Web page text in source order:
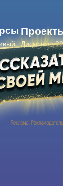
Дискотека
Живые
Журнал
Авторадиов